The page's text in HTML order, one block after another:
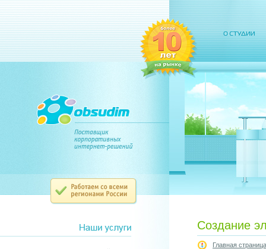
Создание
Главная страница